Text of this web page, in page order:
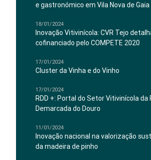
e gastronómico em Vila Nova de Gaia
18/01/2024
Inovação Vitivinícola: CVR Tejo
cofinanciado pelo COMPETE 2020
17/01/2024
Cluster da Vinha e do Vinho
17/01/2024
RDD +: Portal do Setor Vitivinícola da
Demarcada do Douro
11/01/2024
Inovação nacional na valorização
da madeira de pinho